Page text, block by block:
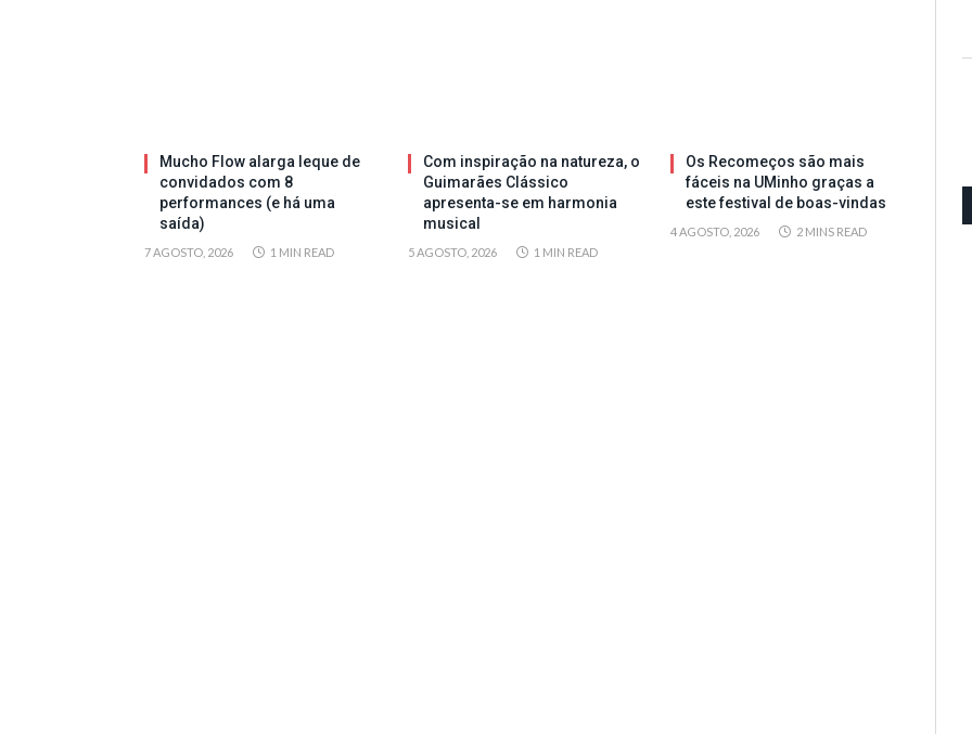
Mucho Flow alarga leque de
convidados com 8
performances (e há uma
saída)
7 AGOSTO, 2026 1 MIN READ
Com inspiração na natureza, o
Guimarães Clássico
apresenta-se em harmonia
musical
5 AGOSTO, 2026 1 MIN READ
Os Recomeços são mais
fáceis na UMinho graças a
este festival de boas-vindas
4 AGOSTO, 2026 2 MINS READ